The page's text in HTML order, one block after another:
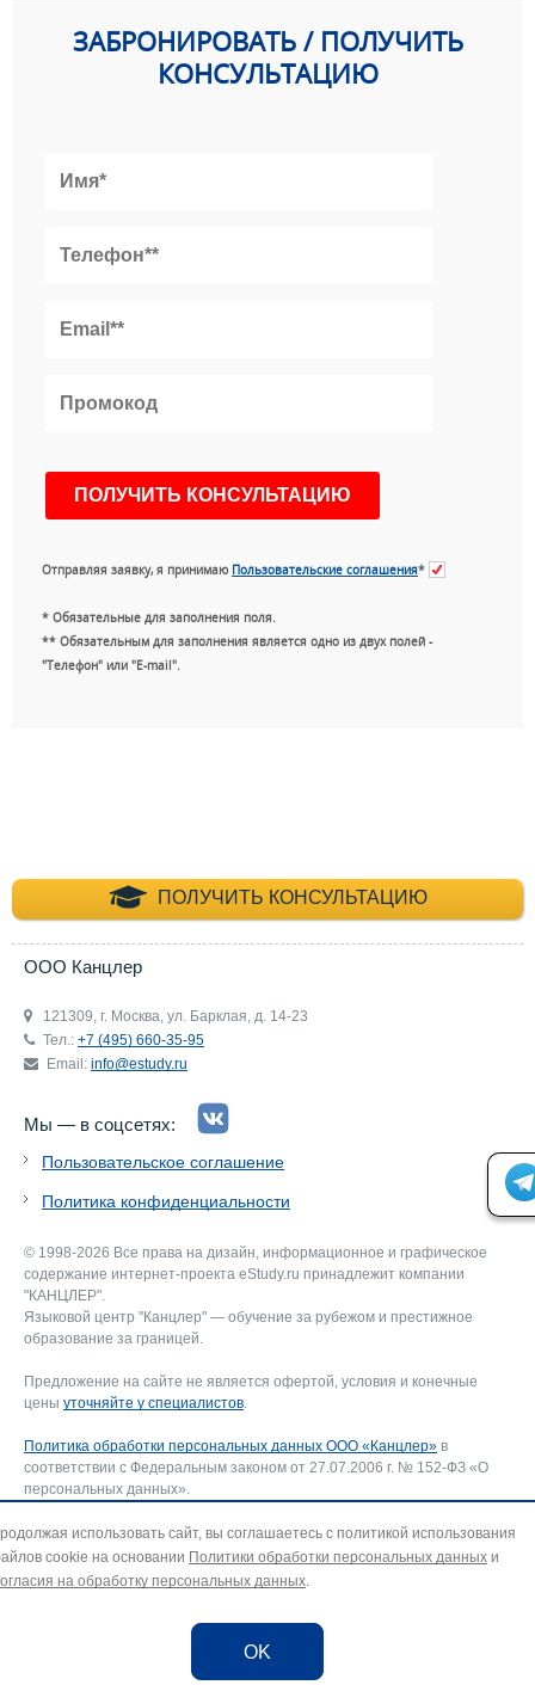
ЗАБРОНИРОВАТЬ / ПОЛУЧИТЬ
КОНСУЛЬТАЦИЮ
Отправляя заявку, я принимаю Пользовательские соглашения*
* Обязательные для заполнения поля.
** Обязательным для заполнения является одно из двух полей -
"Телефон" или "E-mail".
ПОЛУЧИТЬ КОНСУЛЬТАЦИЮ
+7 (495) 660-35-
ООО Канцлер
121309, г. Москва, ул. Барклая, д. 14-23
Тел.: +7 (495) 660-35-95
Email: info@estudy.ru
Мы — в соцсетях:
Пользовательское соглашение
Политика конфиденциальности
© 1998-2026 Все права на дизайн, информационное и графическое
содержание интернет-проекта eStudy.ru принадлежит компании
"КАНЦЛЕР".
Языковой центр "Канцлер" — обучение за рубежом и престижное
образование за границей.
Предложение на сайте не является офертой, условия и конечные
цены уточняйте у специалистов
Политика обработки персональных данных ООО «Канцлер» в
соответствии с Федеральным законом от 27.07.2006 г. № 152-ФЗ «О
персональных данных».
соглашение на обработку персональных данных и использование
файлов cookie. В случае несогласия — покиньте сайт.
Для отзыва согласия на обработку персональных данных направьте
использовать сайт, вы соглашаетесь с политикой использования
cookie на основании Политики обработки персональных данных и
на обработку персональных данных.
OK